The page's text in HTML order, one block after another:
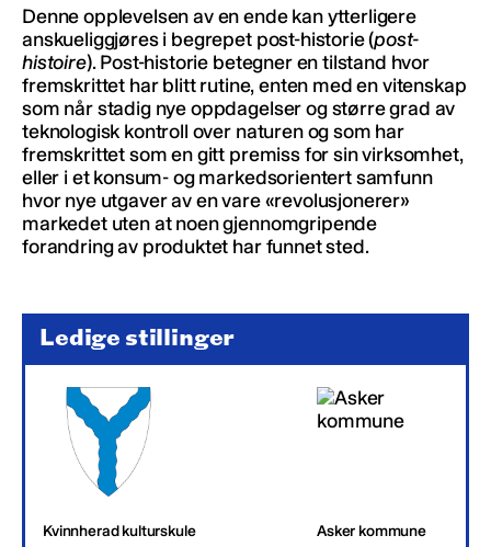
Denne opplevelsen av en ende kan ytterligere
anskueliggjøres i begrepet post-historie (post-
histoire). Post-historie betegner en tilstand hvor
fremskrittet har blitt rutine, enten med en vitenskap
som når stadig nye oppdagelser og større grad av
teknologisk kontroll over naturen og som har
fremskrittet som en gitt premiss for sin virksomhet,
eller i et konsum- og markedsorientert samfunn
hvor nye utgaver av en vare «revolusjonerer»
markedet uten at noen gjennomgripende
forandring av produktet har funnet sted.
Ledige stillinger
Kvinnherad kulturskule Asker kommune